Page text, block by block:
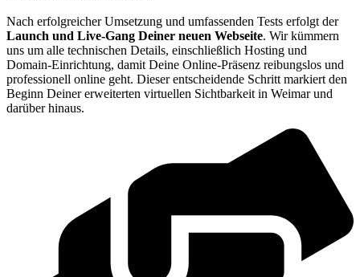
Nach erfolgreicher Umsetzung und umfassenden Tests erfolgt der
Launch und Live-Gang Deiner neuen Webseite. Wir kümmern
uns um alle technischen Details, einschließlich Hosting und
Domain-Einrichtung, damit Deine Online-Präsenz reibungslos und
professionell online geht. Dieser entscheidende Schritt markiert den
Beginn Deiner erweiterten virtuellen Sichtbarkeit in Weimar und
darüber hinaus.